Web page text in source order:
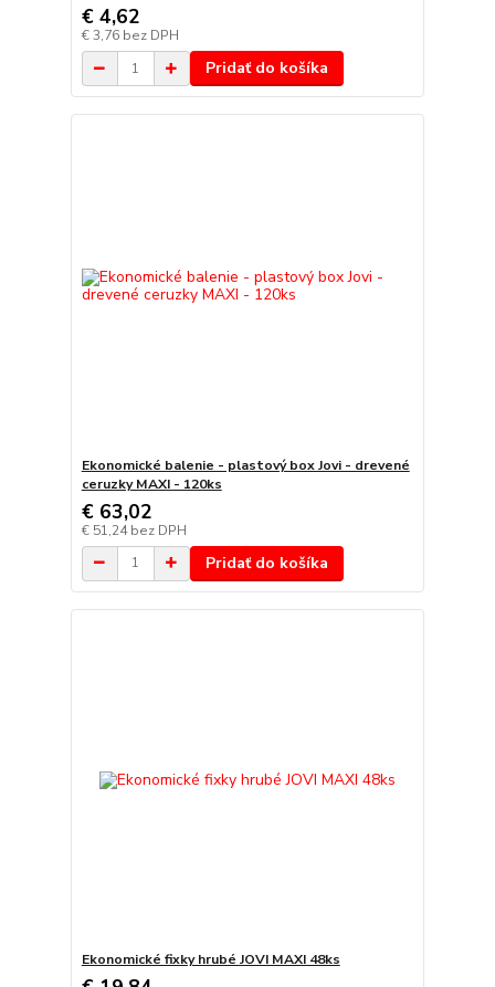
€ 4,62
€ 3,76 bez DPH
Pridať do košíka
Ekonomické balenie - plastový box Jovi - drevené
ceruzky MAXI - 120ks
€ 63,02
€ 51,24bez DPH
Pridať do košíka
Ekonomické fixky hrubé JOVI MAXI 48ks